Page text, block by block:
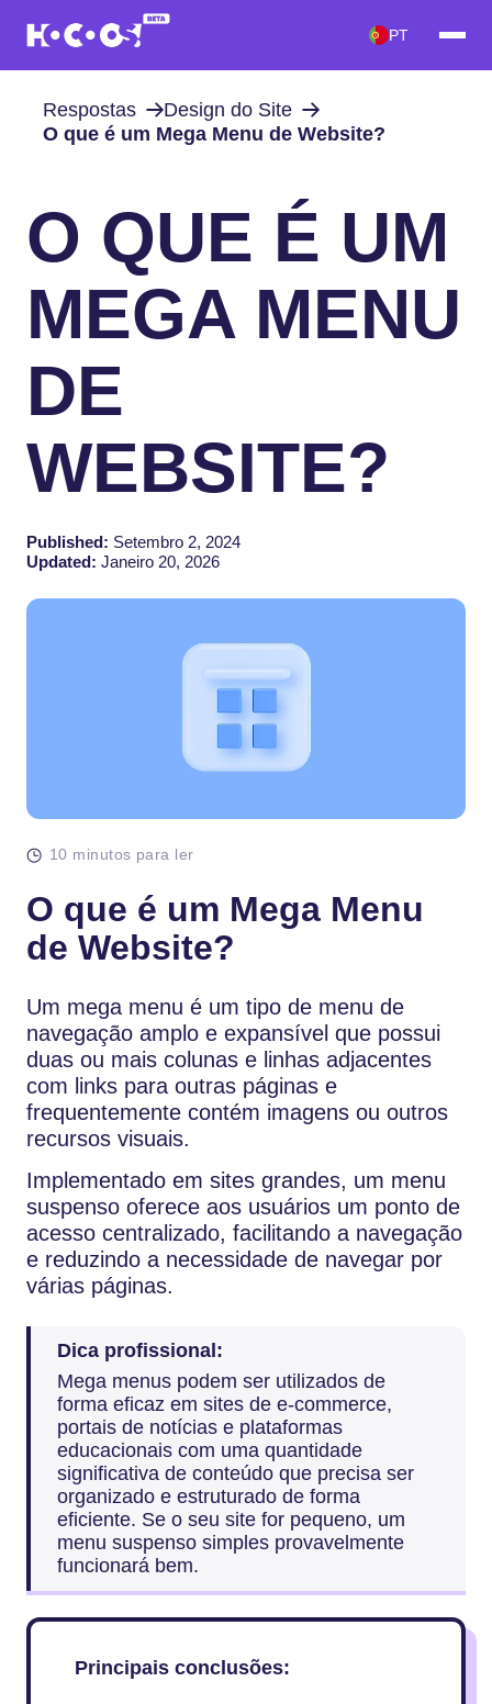
PT
Respostas
Design do Site
O que é um Mega Menu de Website?
O QUE É UM
MEGA MENU
DE
WEBSITE?
Published: Setembro 2, 2024
Updated: Janeiro 20, 2026
10 minutos para ler
O que é um Mega Menu
de Website?
Um mega menu é um tipo de menu de
navegação amplo e expansível que possui
duas ou mais colunas e linhas adjacentes
com links para outras páginas e
frequentemente contém imagens ou outros
recursos visuais.
Implementado em sites grandes, um menu
suspenso oferece aos usuários um ponto de
acesso centralizado, facilitando a navegação
e reduzindo a necessidade de navegar por
várias páginas.
Dica profissional:
Mega menus podem ser utilizados de
forma eficaz em sites de e-commerce,
portais de notícias e plataformas
educacionais com uma quantidade
significativa de conteúdo que precisa ser
organizado e estruturado de forma
eficiente. Se o seu site for pequeno, um
menu suspenso simples provavelmente
funcionará bem.
Principais conclusões: